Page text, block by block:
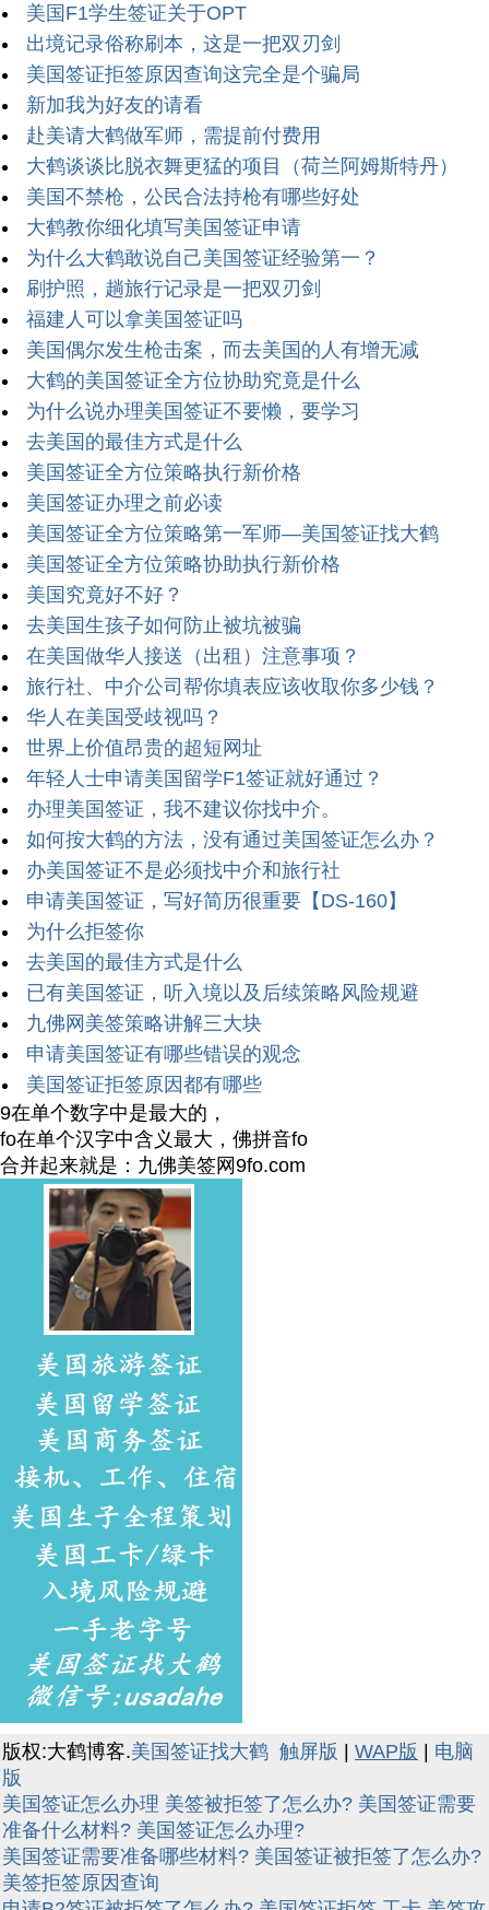
美国F1学生签证关于OPT
出境记录俗称刷本，这是一把双刃剑
美国签证拒签原因查询这完全是个骗局
新加我为好友的请看
赴美请大鹤做军师，需提前付费用
大鹤谈谈比脱衣舞更猛的项目（荷兰阿姆斯特丹）
美国不禁枪，公民合法持枪有哪些好处
大鹤教你细化填写美国签证申请
为什么大鹤敢说自己美国签证经验第一？
刷护照，趟旅行记录是一把双刃剑
福建人可以拿美国签证吗
美国偶尔发生枪击案，而去美国的人有增无减
大鹤的美国签证全方位协助究竟是什么
为什么说办理美国签证不要懒，要学习
去美国的最佳方式是什么
美国签证全方位策略执行新价格
美国签证办理之前必读
美国签证全方位策略第一军师—美国签证找大鹤
美国签证全方位策略协助执行新价格
美国究竟好不好？
去美国生孩子如何防止被坑被骗
在美国做华人接送（出租）注意事项？
旅行社、中介公司帮你填表应该收取你多少钱？
华人在美国受歧视吗？
世界上价值昂贵的超短网址
年轻人士申请美国留学F1签证就好通过？
办理美国签证，我不建议你找中介。
如何按大鹤的方法，没有通过美国签证怎么办？
办美国签证不是必须找中介和旅行社
申请美国签证，写好简历很重要【DS-160】
为什么拒签你
去美国的最佳方式是什么
已有美国签证，听入境以及后续策略风险规避
九佛网美签策略讲解三大块
申请美国签证有哪些错误的观念
美国签证拒签原因都有哪些
9在单个数字中是最大的，
fo在单个汉字中含义最大，佛拼音fo
合并起来就是：九佛美签网9fo.com
版权:大鹤博客.美国签证找大鹤 触屏版 | WAP版 | 电脑
版
美国签证怎么办理 美签被拒签了怎么办? 美国签证需要
准备什么材料? 美国签证怎么办理?
美国签证需要准备哪些材料? 美国签证被拒签了怎么办?
美签拒签原因查询